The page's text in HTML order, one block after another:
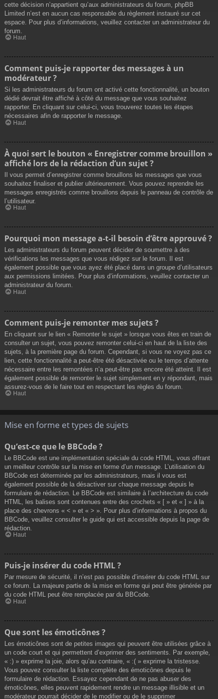
cette décision n’appartient qu’aux administrateurs du forum, phpBB
Limited n’est en aucun cas responsable du règlement instauré sur cet
espace. Pour plus d’informations, veuillez contacter un administrateur du
forum.
Haut
Comment puis-je rapporter des messages à un
modérateur ?
Si les administrateurs du forum ont activé cette fonctionnalité, un bouton
dédié devrait être affiché à côté du message que vous souhaitez
rapporter. En cliquant sur celui-ci, vous trouverez toutes les étapes
nécessaires afin de rapporter le message.
Haut
À quoi sert le bouton « Enregistrer comme brouillon »
affiché lors de la rédaction d’un sujet ?
Il vous permet d’enregistrer comme brouillons les messages que vous
souhaitez finaliser et publier ultérieurement. Vous pouvez reprendre les
messages enregistrés comme brouillons depuis le panneau de contrôle de
l’utilisateur.
Haut
Pourquoi mon message a-t-il besoin d’être approuvé ?
Les administrateurs du forum peuvent décider de soumettre à des
vérifications les messages que vous rédigez sur le forum. Il est
également possible que vous ayez été placé dans un groupe d’utilisateurs
aux permissions limitées. Pour plus d’informations, veuillez contacter un
administrateur du forum.
Haut
Comment puis-je remonter mes sujets ?
En cliquant sur le lien « Remonter le sujet » lorsque vous êtes en train de
consulter un sujet, vous pouvez remonter celui-ci en haut de la liste des
sujets, à la première page du forum. Cependant, si vous ne voyez pas ce
lien, cette fonctionnalité a peut-être été désactivée ou le temps d’attente
nécessaire entre les remontées n’a peut-être pas encore été atteint. Il est
également possible de remonter le sujet simplement en y répondant, mais
assurez-vous de le faire tout en respectant les règles du forum.
Haut
Mise en forme et types de sujets
Qu’est-ce que le BBCode ?
Le BBCode est une implémentation spéciale du code HTML, vous offrant
un meilleur contrôle sur la mise en forme d’un message. L’utilisation du
BBCode est déterminée par les administrateurs, mais il vous est
également possible de la désactiver sur chaque message depuis le
formulaire de rédaction. Le BBCode est similaire à l’architecture du code
HTML, les balises sont contenues entre des crochets « [ » et « ] » à la
place des chevrons « < » et « > ». Pour plus d’informations à propos du
BBCode, veuillez consulter le guide qui est accessible depuis la page de
rédaction.
Haut
Puis-je insérer du code HTML ?
Par mesure de sécurité, il n’est pas possible d’insérer du code HTML sur
ce forum. La majeure partie de la mise en forme qui peut être générée par
du code HTML peut être remplacée par du BBCode.
Haut
Que sont les émoticônes ?
Les émoticônes sont de petites images qui peuvent être utilisées grâce à
un code court et qui permettent d’exprimer des sentiments. Par exemple,
« :) » exprime la joie, alors qu’au contraire, « :( » exprime la tristesse.
Vous pouvez consulter la liste complète des émoticônes depuis le
formulaire de rédaction. Essayez cependant de ne pas abuser des
émoticônes, elles peuvent rapidement rendre un message illisible et un
modérateur pourrait décider de le modifier ou de le supprimer